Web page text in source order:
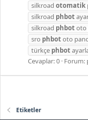
silkroad otomatik
silkroad phbot
silkroad phbototo
sro phbototo
türkçe phbot
Cevaplar: 0 Forum:
Etiketler